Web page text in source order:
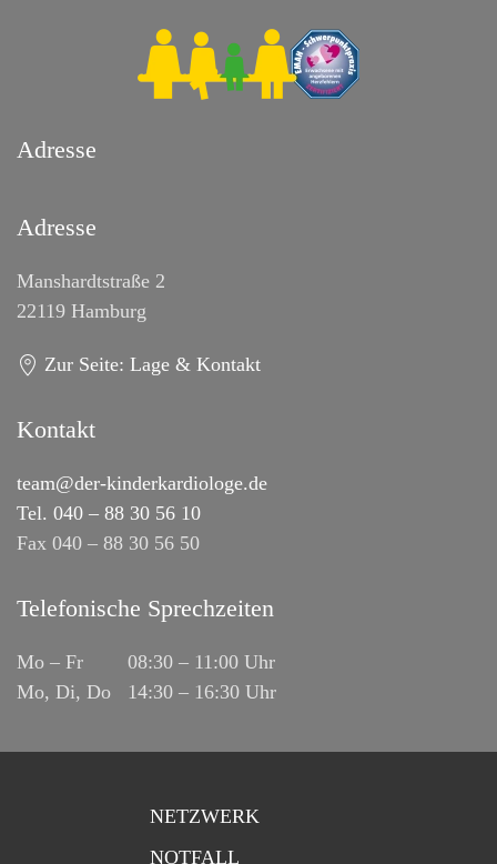
Adresse
Adresse
Manshardtstraße 2
22119 Hamburg
Zur Seite: Lage & Kontakt
Kontakt
team@der-kinderkardiologe.de
Tel. 040 – 88 30 56 10
Fax 040 – 88 30 56 50
Telefonische Sprechzeiten
Mo – Fr 08:30 – 11:00 Uhr
Mo, Di, Do 14:30 – 16:30 Uhr
NETZWERK
NOTFALL